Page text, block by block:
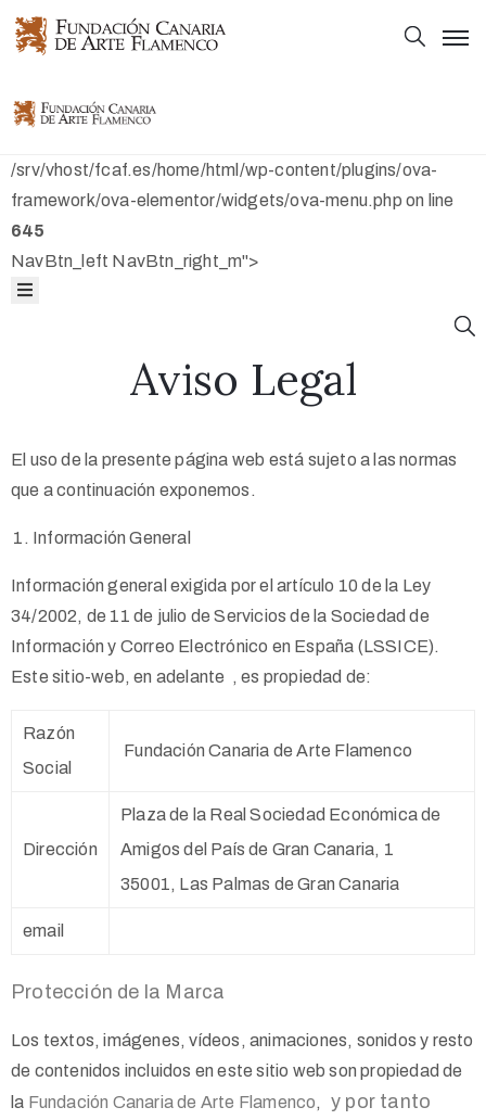
Principal
Mapas
Bibliografía
Fundación
/srv/vhost/fcaf.es/home/html/wp-content/plugins/ova-
framework/ova-elementor/widgets/ova-menu.php on line
645
NavBtn_left NavBtn_right_m">
Principal
Colección
Mapas
Bibliografía
Aviso Legal
El uso de la presente página web está sujeto a las normas
que a continuación exponemos.
Información General
Información general exigida por el artículo 10 de la Ley
34/2002, de 11 de julio de Servicios de la Sociedad de
Información y Correo Electrónico en España (LSSICE).
Este sitio-web, en adelante , es propiedad de:
Razón
Social
Fundación Canaria de Arte Flamenco
Dirección
Plaza de la Real Sociedad Económica de
Amigos del País de Gran Canaria, 1
35001, Las Palmas de Gran Canaria
email
Protección de la Marca
Los textos, imágenes, vídeos, animaciones, sonidos y resto
de contenidos incluidos en este sitio web son propiedad de
la Fundación Canaria de Arte Flamenco,
y por tanto